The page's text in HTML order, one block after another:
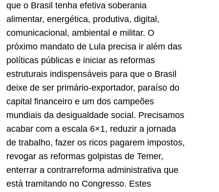
que o Brasil tenha efetiva soberania
alimentar, energética, produtiva, digital,
comunicacional, ambiental e militar. O
próximo mandato de Lula precisa ir além das
políticas públicas e iniciar as reformas
estruturais indispensáveis para que o Brasil
deixe de ser primário-exportador, paraíso do
capital financeiro e um dos campeões
mundiais da desigualdade social. Precisamos
acabar com a escala 6×1, reduzir a jornada
de trabalho, fazer os ricos pagarem impostos,
revogar as reformas golpistas de Temer,
enterrar a contrarreforma administrativa que
está tramitando no Congresso. Estes